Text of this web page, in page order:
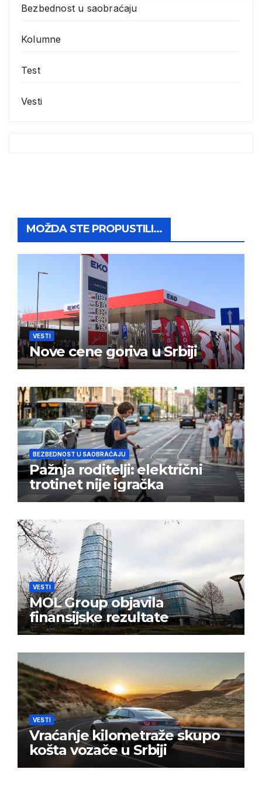
Bezbednost u saobraćaju
Kolumne
Test
Vesti
MOŽDA STE PROPUSTILI...
VESTI
Nove cene goriva u Srbiji
BEZBEDNOST U SAOBRAĆAJU
Pažnja roditelji: električni
trotinet nije igračka
VESTI
MOL Group objavila
finansijske rezultate
VESTI
Vraćanje kilometraže skupo
košta vozače u Srbiji